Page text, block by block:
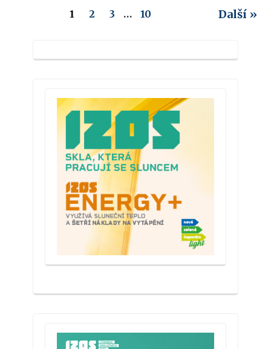
1 2 3 … 10 Další »